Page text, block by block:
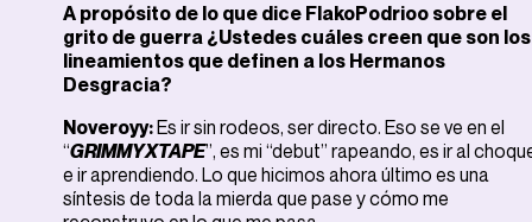
A propósito de lo que dice FlakoPodrioo sobre el
grito de guerra ¿Ustedes cuáles creen que son los
lineamientos que definen a los Hermanos
Desgracia?
Noveroyy:Es ir sin rodeos, ser directo. Eso se ve en el
“GRIMMYXTAPE”, es mi “debut” rapeando, es ir al
e ir aprendiendo. Lo que hicimos ahora último es una
síntesis de toda la mierda que pase y cómo me